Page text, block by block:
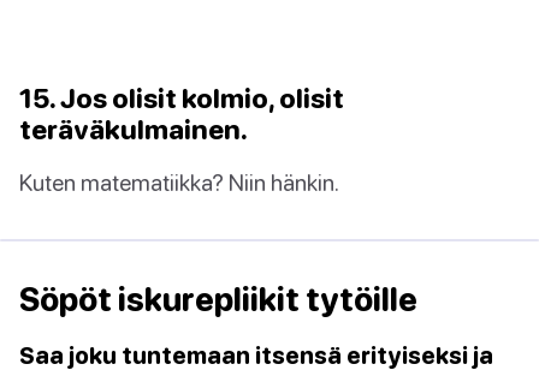
15. Jos olisit kolmio, olisit
teräväkulmainen.
Kuten matematiikka? Niin hänkin.
Söpöt iskurepliikit tytöille
Saa joku tuntemaan itsensä erityiseksi ja